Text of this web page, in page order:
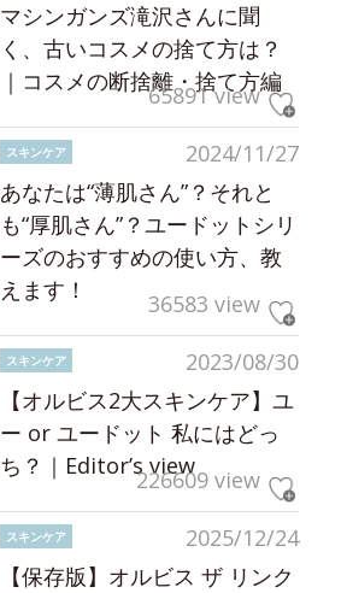
マシンガンズ滝沢さんに聞
く、古いコスメの捨て方は？
｜コスメの断捨離・捨て方編
65891 view
2024/11/27
スキンケア
あなたは“薄肌さん”？それと
も“厚肌さん”？ユードットシリ
ーズのおすすめの使い方、教
えます！
36583 view
2023/08/30
スキンケア
【オルビス2大スキンケア】ユ
ー or ユードット 私にはどっ
ち？｜Editor’s view226609 view
2025/12/24
スキンケア
【保存版】オルビス ザ リンク